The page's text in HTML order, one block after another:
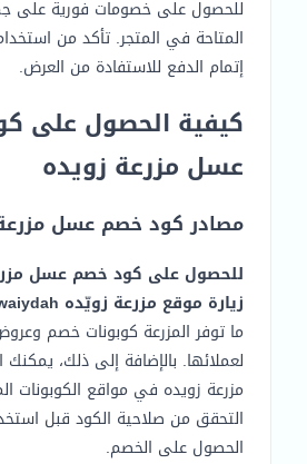
للحصول على خصومات فورية على
المتاحة في المتجر. تأكد من
إتمام الدفع للاستفادة من العرض.
كيفية الحصول على
عسل مزرعة زويده
مصادر كود خصم عسل
للحصول على كود خصم عسل
زيارة موقع مزرعة زويّده zwaiydah الرسمي
ما توفر المزرعة كوبونات خصم
لعملائها. بالإضافة إلى ذلك،
مزرعة زويده في مواقع الكوبونات
التحقق من صلاحية الكود قبل
الحصول على الخصم.